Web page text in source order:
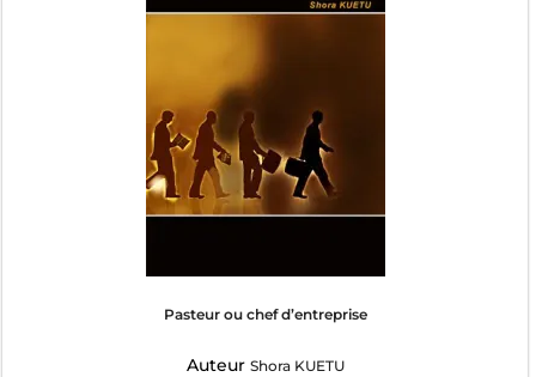
Pasteur ou chef d’entreprise
Auteur Shora KUETU